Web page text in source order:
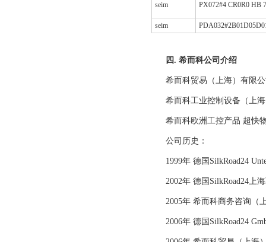
seim PX072#4 CR0R0 HB
seim
四. 希而科公司介绍
希而科贸易（上海）有限
希而科工业控制设备（上
希而科欧洲工控产品 超快
公司历史：
1999年 德国SilkRoad24
2002年 德国SilkRoad24上
2005年 希而科商务咨询（
2006年 德国SilkRoad24